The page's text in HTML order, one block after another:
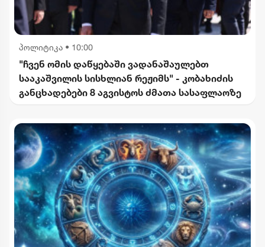
პოლიტიკა • 10:00
"ჩვენ ომის დაწყებაში ვადანაშაულებთ
სააკაშვილის სისხლიან რეჟიმს" - კობახიძის
განცხადებები 8 აგვისტოს ძმათა სასაფლაოზე